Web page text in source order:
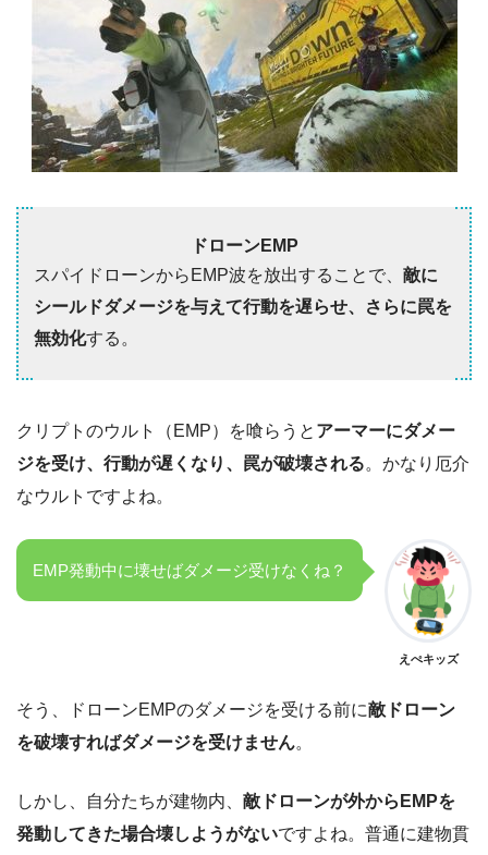
ドローンEMP
スパイドローンからEMP波を放出することで、 敵に
シールドダメージを与えて行動を遅らせ、さらに罠を
無効化する。
クリプトのウルト（EMP）を喰らうと アーマーにダメー
ジを受け、行動が遅くなり、罠が破壊される。かなり厄介
なウルトですよね。
EMP発動中に壊せばダメージ受けなくね？
えぺキッズ
そう、ドローンEMPのダメージを受ける前に敵ドローン
を破壊すればダメージを受けません。
しかし、自分たちが建物内、 敵ドローンが外からEMPを
発動してきた場合壊しようがないですよね。普通に建物貫